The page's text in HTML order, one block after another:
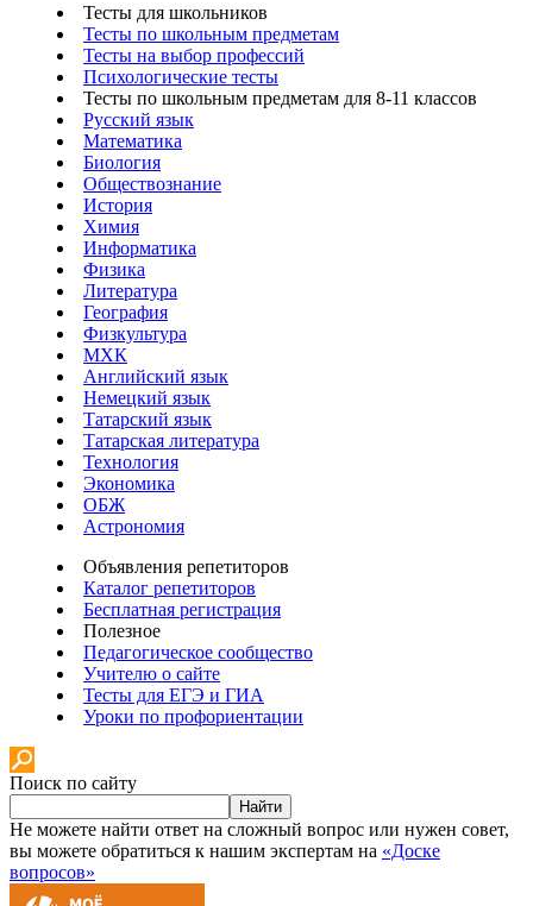
Тесты для школьников
Тесты по школьным предметам
Тесты на выбор профессий
Психологические тесты
Тесты по школьным предметам для 8-11 классов
Русский язык
Математика
Биология
Обществознание
История
Химия
Информатика
Физика
Литература
География
Физкультура
МХК
Английский язык
Немецкий язык
Татарский язык
Татарская литература
Технология
Экономика
ОБЖ
Астрономия
Объявления репетиторов
Каталог репетиторов
Бесплатная регистрация
Полезное
Педагогическое сообщество
Учителю о сайте
Тесты для ЕГЭ и ГИА
Уроки по профориентации
Поиск по сайту
Найти
Не можете найти ответ на сложный вопрос или нужен совет,
вы можете обратиться к нашим экспертам на «Доске
вопросов»